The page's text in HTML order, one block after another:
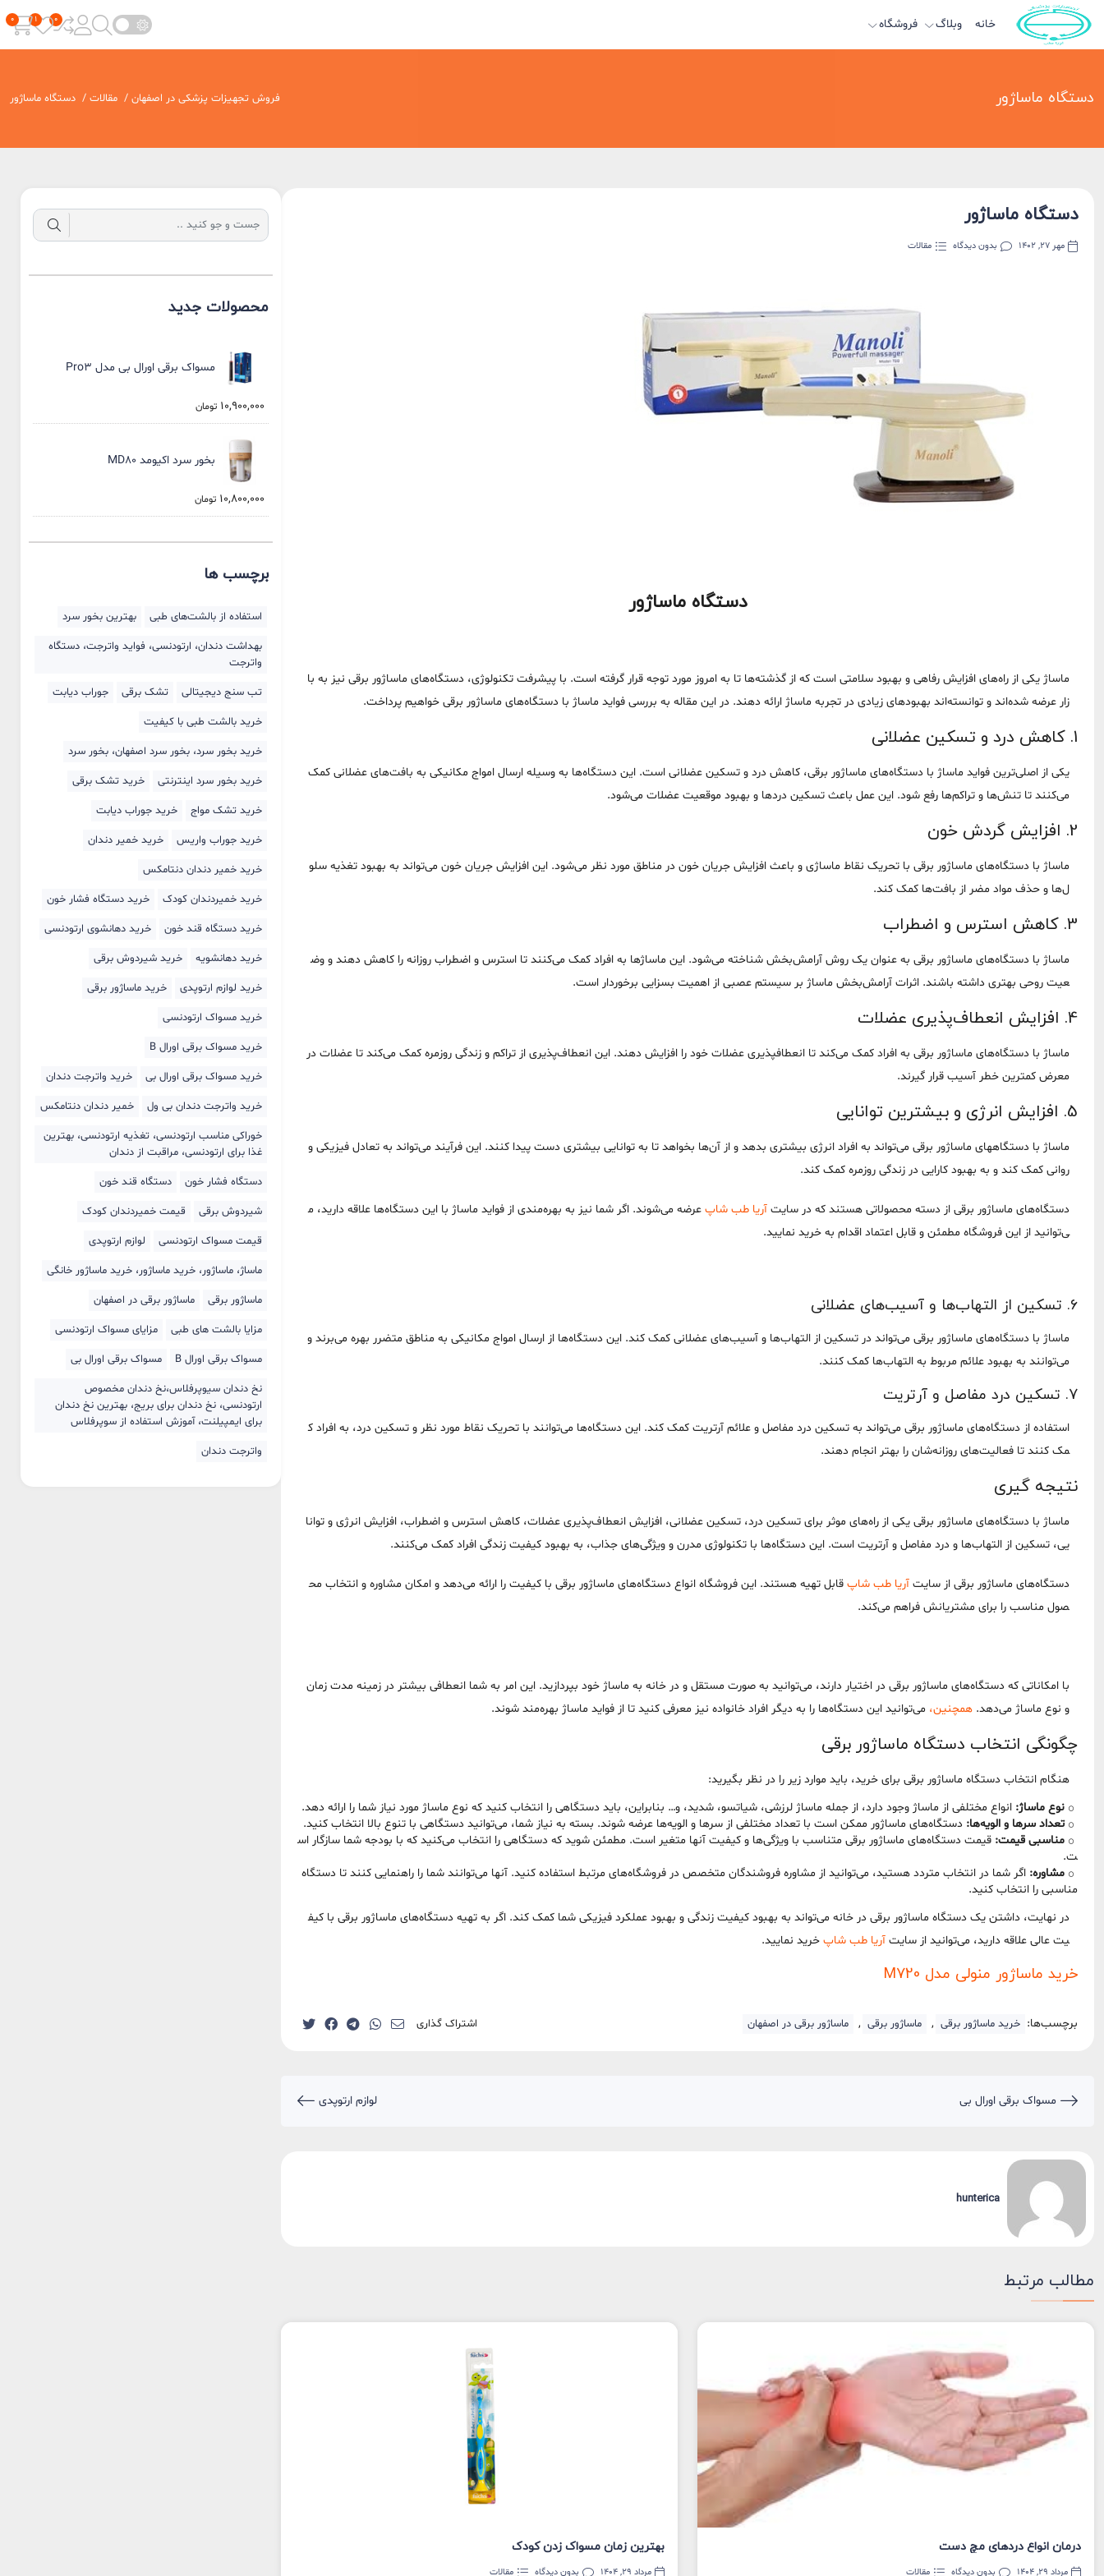
خانه وبلاگ فروشگاه
دستگاه ماساژور فروش تجهیزات پزشکی در اصفهان / مقالات / دستگاه ماساژور
دستگاه ماساژور
مهر 27, 1402 بدون دیدگاه مقالات
دستگاه ماساژور
ماساژ یکی از راه‌های افزایش رفاهی و بهبود سلامتی است که از گذشته‌ها تا به امروز مورد توجه قرار گرفته است. با پیشرفت تکنولوژی، دستگاه‌های ماساژور برقی نیز به با
زار عرضه شده‌اند و توانسته‌اند بهبود‌های زیادی در تجربه ماساژ ارائه دهند. در این مقاله به بررسی فواید ماساژ با دستگاه‌های ماساژور برقی خواهیم پرداخت.
1. کاهش درد و تسکین عضلانی
یکی از اصلی‌ترین فواید ماساژ با دستگاه‌های ماساژور برقی، کاهش درد و تسکین عضلانی است. این دستگاه‌ها به وسیله ارسال امواج مکانیکی به بافت‌های عضلانی کمک
می‌کنند تا تنش‌ها و تراکم‌ها رفع شود. این عمل باعث تسکین دردها و بهبود موقعیت عضلات می‌شود.
2. افزایش گردش خون
ماساژ با دستگاه‌های ماساژور برقی با تحریک نقاط ماساژی و باعث افزایش جریان خون در مناطق مورد نظر می‌شود. این افزایش جریان خون می‌تواند به بهبود تغذیه سلو
ل‌ها و حذف مواد مضر از بافت‌ها کمک کند.
3. کاهش استرس و اضطراب
ماساژ با دستگاه‌های ماساژور برقی به عنوان یک روش آرامش‌بخش شناخته می‌شود. این ماساژ‌ها به افراد کمک می‌کنند تا استرس و اضطراب روزانه را کاهش دهند و وض
عیت روحی بهتری داشته باشند. اثرات آرامش‌بخش ماساژ بر سیستم عصبی از اهمیت بسزایی برخوردار است.
4. افزایش انعطاف‌پذیری عضلات
ماساژ با دستگاه‌های ماساژور برقی به افراد کمک می‌کند تا انعطافپذیری عضلات خود را افزایش دهند. این انعطاف‌پذیری از تراکم و زندگی روزمره کمک می‌کند تا عضلات در
معرض کمترین خطر آسیب قرار گیرند.
5. افزایش انرژی و بیشترین توانایی
ماساژ با دستگاههای ماساژور برقی می‌تواند به افراد انرژی بیشتری بدهد و از آن‌ها بخواهد تا به توانایی بیشتری دست پیدا کنند. این فرآیند می‌تواند به تعادل فیزیکی و
روانی کمک کند و به بهبود کارایی در زندگی روزمره کمک کند.
دستگاه‌های ماساژور برقی از دسته محصولاتی هستند که در سایت آریا طب شاپ عرضه می‌شوند. اگر شما نیز به بهره‌مندی از فواید ماساژ با این دستگاه‌ها علاقه دارید، م
ی‌توانید از این فروشگاه مطمئن و قابل اعتماد اقدام به خرید نمایید.
6. تسکین از التهاب‌ها و آسیب‌های عضلانی
ماساژ با دستگاه‌های ماساژور برقی می‌تواند در تسکین از التهاب‌ها و آسیب‌های عضلانی کمک کند. این دستگاه‌ها از ارسال امواج مکانیکی به مناطق متضرر بهره می‌برند و
می‌توانند به بهبود علائم مربوط به التهاب‌ها کمک کنند.
7. تسکین درد مفاصل و آرتریت
استفاده از دستگاه‌های ماساژور برقی می‌تواند به تسکین درد مفاصل و علائم آرتریت کمک کند. این دستگاه‌ها می‌توانند با تحریک نقاط مورد نظر و تسکین درد، به افراد ک
مک کنند تا فعالیت‌های روزانه‌شان را بهتر انجام دهند.
نتیجه گیری
ماساژ با دستگاه‌های ماساژور برقی یکی از راه‌های موثر برای تسکین درد، تسکین عضلانی، افزایش انعطاف‌پذیری عضلات، کاهش استرس و اضطراب، افزایش انرژی و توانا
یی، تسکین از التهاب‌ها و درد مفاصل و آرتریت است. این دستگاه‌ها با تکنولوژی مدرن و ویژگی‌های جذاب، به بهبود کیفیت زندگی افراد کمک می‌کنند.
دستگاه‌های ماساژور برقی از سایت آریا طب شاپ قابل تهیه هستند. این فروشگاه انواع دستگاه‌های ماساژور برقی با کیفیت را ارائه می‌دهد و امکان مشاوره و انتخاب مح
صول مناسب را برای مشتریانش فراهم می‌کند.
با امکاناتی که دستگاه‌های ماساژور برقی در اختیار دارند، می‌توانید به صورت مستقل و در خانه به ماساژ خود بپردازید. این امر به شما انعطافی بیشتر در زمینه مدت زمان
و نوع ماساژ می‌دهد. همچنین، می‌توانید این دستگاه‌ها را به دیگر افراد خانواده نیز معرفی کنید تا از فواید ماساژ بهره‌مند شوند.
چگونگی انتخاب دستگاه ماساژور برقی
هنگام انتخاب دستگاه ماساژور برقی برای خرید، باید موارد زیر را در نظر بگیرید:
نوع ماساژ: انواع مختلفی از ماساژ وجود دارد، از جمله ماساژ لرزشی، شیاتسو، شدید، و… بنابراین، باید دستگاهی را انتخاب کنید که نوع ماساژ مورد نیاز شما را ارائه دهد.
تعداد سرها و الویه‌ها: دستگاه‌های ماساژور ممکن است با تعداد مختلفی از سرها و الویه‌ها عرضه شوند. بسته به نیاز شما، می‌توانید دستگاهی با تنوع بالا انتخاب کنید.
مناسبی قیمت: قیمت دستگاه‌های ماساژور برقی متناسب با ویژگی‌ها و کیفیت آنها متغیر است. مطمئن شوید که دستگاهی را انتخاب می‌کنید که با بودجه شما سازگار اس
ت.
مشاوره: اگر شما در انتخاب متردد هستید، می‌توانید از مشاوره فروشندگان متخصص در فروشگاه‌های مرتبط استفاده کنید. آنها می‌توانند شما را راهنمایی کنند تا دستگاه
مناسبی را انتخاب کنید.
در نهایت، داشتن یک دستگاه ماساژور برقی در خانه می‌تواند به بهبود کیفیت زندگی و بهبود عملکرد فیزیکی شما کمک کند. اگر به تهیه دستگاه‌های ماساژور برقی با کیف
یت عالی علاقه دارید، می‌توانید از سایت آریا طب شاپ خرید نمایید.
خرید ماساژور منولی مدل M720
برچسب‌ها: خرید ماساژور برقی , ماساژور برقی , ماساژور برقی در اصفهان اشتراک گذاری
مسواک برقی اورال بی لوازم ارتوپدی
hunterica
مطالب مرتبط
درمان انواع دردهای مچ دست
مرداد 29, 1404 بدون دیدگاه مقالات
بهترین زمان مسواک زدن کودک
مرداد 29, 1404 بدون دیدگاه مقالات
محصولات جدید
مسواک برقی اورال بی مدل Pro3
10,900,000 تومان
بخور سرد اکیومد MD80
10,800,000 تومان
برچسب ها
استفاده از بالشت‌های طبی
بهترین بخور سرد
بهداشت دندان، ارتودنسی، فواید واترجت، دستگاه
واترجت
تب سنج دیجیتالی
تشک برقی
جوراب دیابت
خرید بالشت‌ طبی با کیفیت
خرید بخور سرد، بخور سرد اصفهان، بخور سرد
خرید بخور سرد اینترنتی
خرید تشک برقی
خرید تشک مواج
خرید جوراب دیابت
خرید جوراب واریس
خرید خمیر دندان
خرید خمیر دندان دنتامکس
خرید خمیردندان کودک
خرید دستگاه فشار خون
خرید دستگاه قند خون
خرید دهانشوی ارتودنسی
خرید دهانشویه
خرید شیردوش برقی
خرید لوازم ارتوپدی
خرید ماساژور برقی
خرید مسواک ارتودنسی
خرید مسواک برقی اورال B
خرید مسواک برقی اورال بی
خرید واترجت دندان
خرید واترجت دندان بی ول
خمیر دندان دنتامکس
خوراکی مناسب ارتودنسی، تغذیه ارتودنسی، بهترین
غذا برای ارتودنسی، مراقبت از دندان
دستگاه فشار خون
دستگاه قند خون
شیردوش برقی
قیمت خمیردندان کودک
قیمت مسواک ارتودنسی
لوازم ارتوپدی
ماساژ، ماساژور، خرید ماساژور، خرید ماساژور خانگی
ماساژور برقی
ماساژور برقی در اصفهان
مزایا بالشت های طبی
مزایای مسواک ارتودنسی
مسواک برقی اورال B
مسواک برقی اورال بی
نخ دندان سیوپرفلاس،نخ دندان مخصوص
ارتودنسی، نخ دندان برای بریج، بهترین نخ دندان
برای ایمپیلنت، آموزش استفاده از سوپرفلاس
واترجت دندان